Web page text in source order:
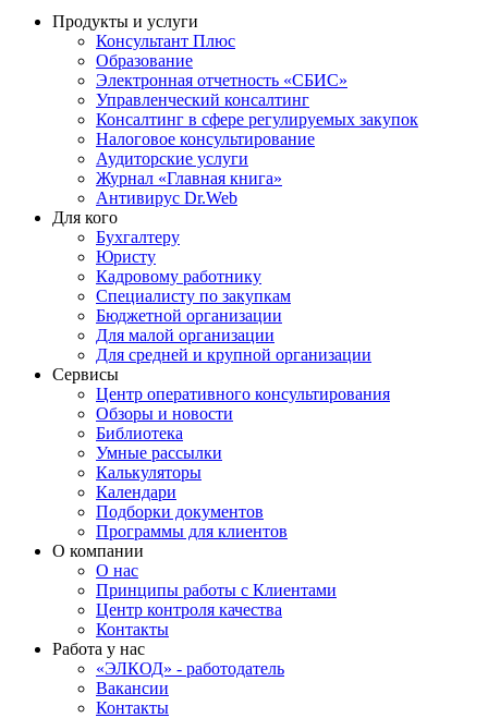
Продукты и услуги
Консультант Плюс
Образование
Электронная отчетность «СБИС»
Управленческий консалтинг
Консалтинг в сфере регулируемых закупок
Налоговое консультирование
Аудиторские услуги
Журнал «Главная книга»
Антивирус Dr.Web
Для кого
Бухгалтеру
Юристу
Кадровому работнику
Специалисту по закупкам
Бюджетной организации
Для малой организации
Для средней и крупной организации
Сервисы
Центр оперативного консультирования
Обзоры и новости
Библиотека
Умные рассылки
Калькуляторы
Календари
Подборки документов
Программы для клиентов
О компании
О нас
Принципы работы с Клиентами
Центр контроля качества
Контакты
Работа у нас
«ЭЛКОД» - работодатель
Вакансии
Контакты